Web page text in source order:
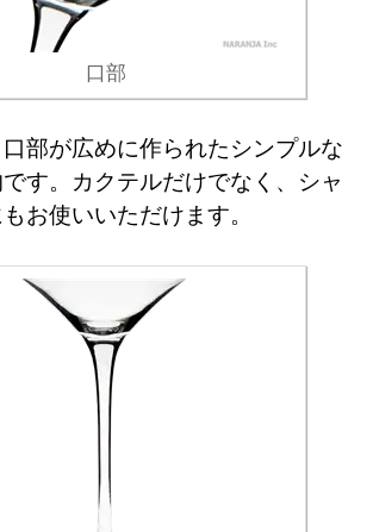
口部
部が広めに作られたシンプルな
す。カクテルだけでなく、シャ
お使いいただけます。